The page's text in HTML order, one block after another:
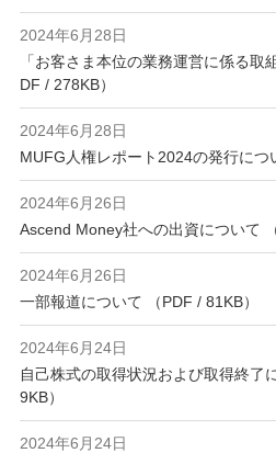
2024年6月28日
「お客さま本位の業務運営に係る
DF / 278KB）
2024年6月28日
MUFG人権レポート2024の発行につ
2024年6月26日
Ascend Money社への出資について
2024年6月26日
一部報道について （PDF / 81KB）
2024年6月24日
自己株式の取得状況および取得終了
9KB）
2024年6月24日